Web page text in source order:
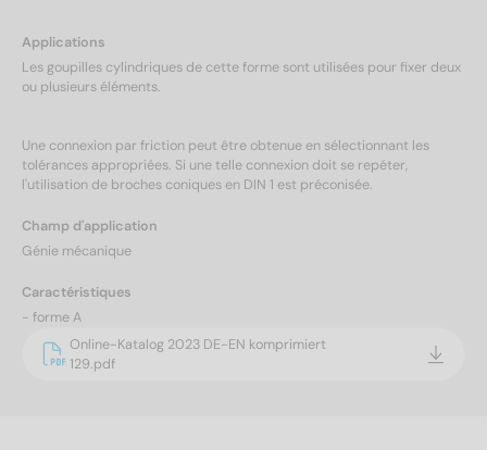
Applications
Les goupilles cylindriques de cette forme sont utilisées pour fixer deux
ou plusieurs éléments.
Une connexion par friction peut être obtenue en sélectionnant les
tolérances appropriées. Si une telle connexion doit se repéter,
l'utilisation de broches coniques en DIN 1 est préconisée.
Champ d'application
Génie mécanique
Caractéristiques
- forme A
Online-Katalog 2023 DE-EN komprimiert
129.pdf